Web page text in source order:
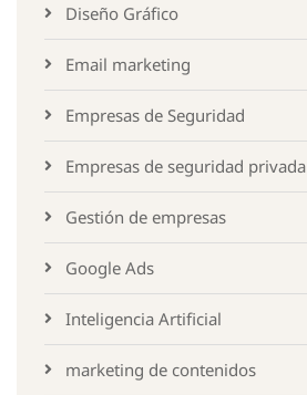
Diseño Gráfico
Email marketing
Empresas de Seguridad
Empresas de seguridad privada
Gestión de empresas
Google Ads
Inteligencia Artificial
marketing de contenidos